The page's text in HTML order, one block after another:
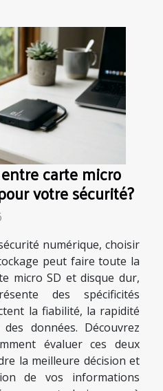
carte micro
votre sécurité?
numérique, choisir
peut faire toute la
micro SD et disque dur,
des spécificités
la fiabilité, la rapidité
données. Découvrez
évaluer ces deux
la meilleure décision et
de vos informations